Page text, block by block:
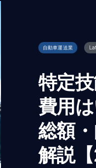
自動車運送業
特定
費用
総額
解説